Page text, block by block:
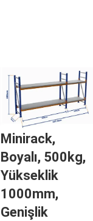
Minirack,
Boyalı, 500kg,
Yükseklik
1000mm,
Genişlik